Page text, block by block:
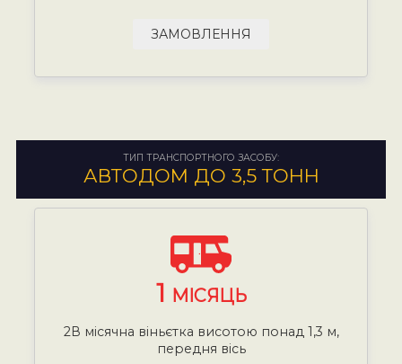
ЗАМОВЛЕННЯ
ТИП ТРАНСПОРТНОГО ЗАСОБУ:
АВТОДОМ ДО 3,5 ТОНН
1 МІСЯЦЬ
2В місячна віньєтка висотою понад 1,3 м,
передня вісь